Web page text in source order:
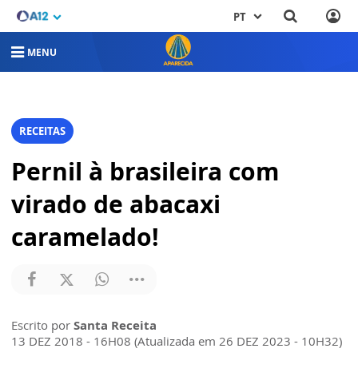
PT
MENU
RECEITAS
Pernil à brasileira com
virado de abacaxi
caramelado!
Escrito por Santa Receita
13 DEZ 2018 - 16H08 (Atualizada em 26 DEZ 2023 - 10H32)